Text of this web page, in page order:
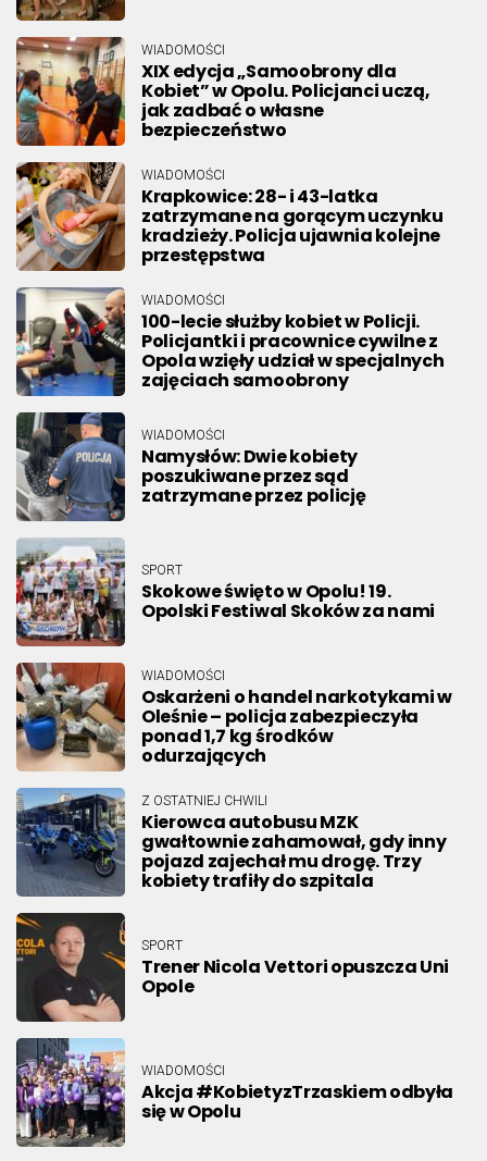
WIADOMOŚCI
XIX edycja „Samoobrony dla
Kobiet” w Opolu. Policjanci uczą,
jak zadbać o własne
bezpieczeństwo
WIADOMOŚCI
Krapkowice: 28- i 43-latka
zatrzymane na gorącym uczynku
kradzieży. Policja ujawnia kolejne
przestępstwa
WIADOMOŚCI
100-lecie służby kobiet w Policji.
Policjantki i pracownice cywilne z
Opola wzięły udział w specjalnych
zajęciach samoobrony
WIADOMOŚCI
Namysłów: Dwie kobiety
poszukiwane przez sąd
zatrzymane przez policję
SPORT
Skokowe święto w Opolu! 19.
Opolski Festiwal Skoków za nami
WIADOMOŚCI
Oskarżeni o handel narkotykami w
Oleśnie – policja zabezpieczyła
ponad 1,7 kg środków
odurzających
Z OSTATNIEJ CHWILI
Kierowca autobusu MZK
gwałtownie zahamował, gdy inny
pojazd zajechał mu drogę. Trzy
kobiety trafiły do szpitala
SPORT
Trener Nicola Vettori opuszcza Uni
Opole
WIADOMOŚCI
Akcja #KobietyzTrzaskiem odbyła
się w Opolu